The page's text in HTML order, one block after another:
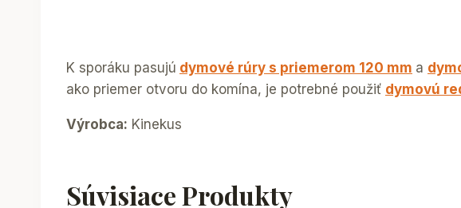
K sporáku pasujú dymové rúry s priemerom 120 mm a
ako priemer otvoru do komína, je potrebné použiť dymovú
Výrobca: Kinekus
Súvisiace Produkty